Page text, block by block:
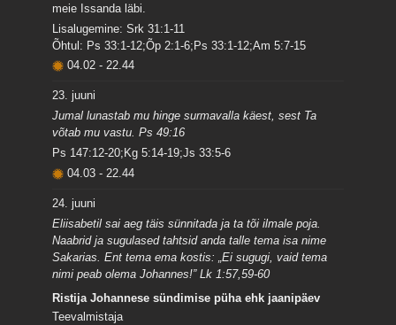
meie Issanda läbi.
Lisalugemine: Srk 31:1-11
Õhtul: Ps 33:1-12;Õp 2:1-6;Ps 33:1-12;Am 5:7-15
04.02- 22.44
23. juuni
Jumal lunastab mu hinge surmavalla käest, sest Ta
võtab mu vastu. Ps 49:16
Ps 147:12-20;Kg 5:14-19;Js 33:5-6
04.03- 22.44
24. juuni
Eliisabetil sai aeg täis sünnitada ja ta tõi ilmale poja.
Naabrid ja sugulased tahtsid anda talle tema isa nime
Sakarias. Ent tema ema kostis: „Ei sugugi, vaid tema
nimi peab olema Johannes!” Lk 1:57,59-60
Ristija Johannese sündimise püha ehk jaanipäev
Teevalmistaja